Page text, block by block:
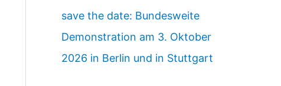
t
a
g
save the date: Bundesweite
Demonstration am 3. Oktober
2026 in Berlin und in Stuttgart